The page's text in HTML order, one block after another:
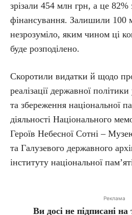
зрізали 454 млн грн, а це 82%
фінансування. Залишили 100
незрозуміло, яким чином ці
буде розподілено.
Скоротили видатки й щодо
реалізації державної
та збереження національної
діяльності Національного
Героїв Небесної Сотні –
та Галузевого державного
інституту національної
Реклама
Ви досі не підписані